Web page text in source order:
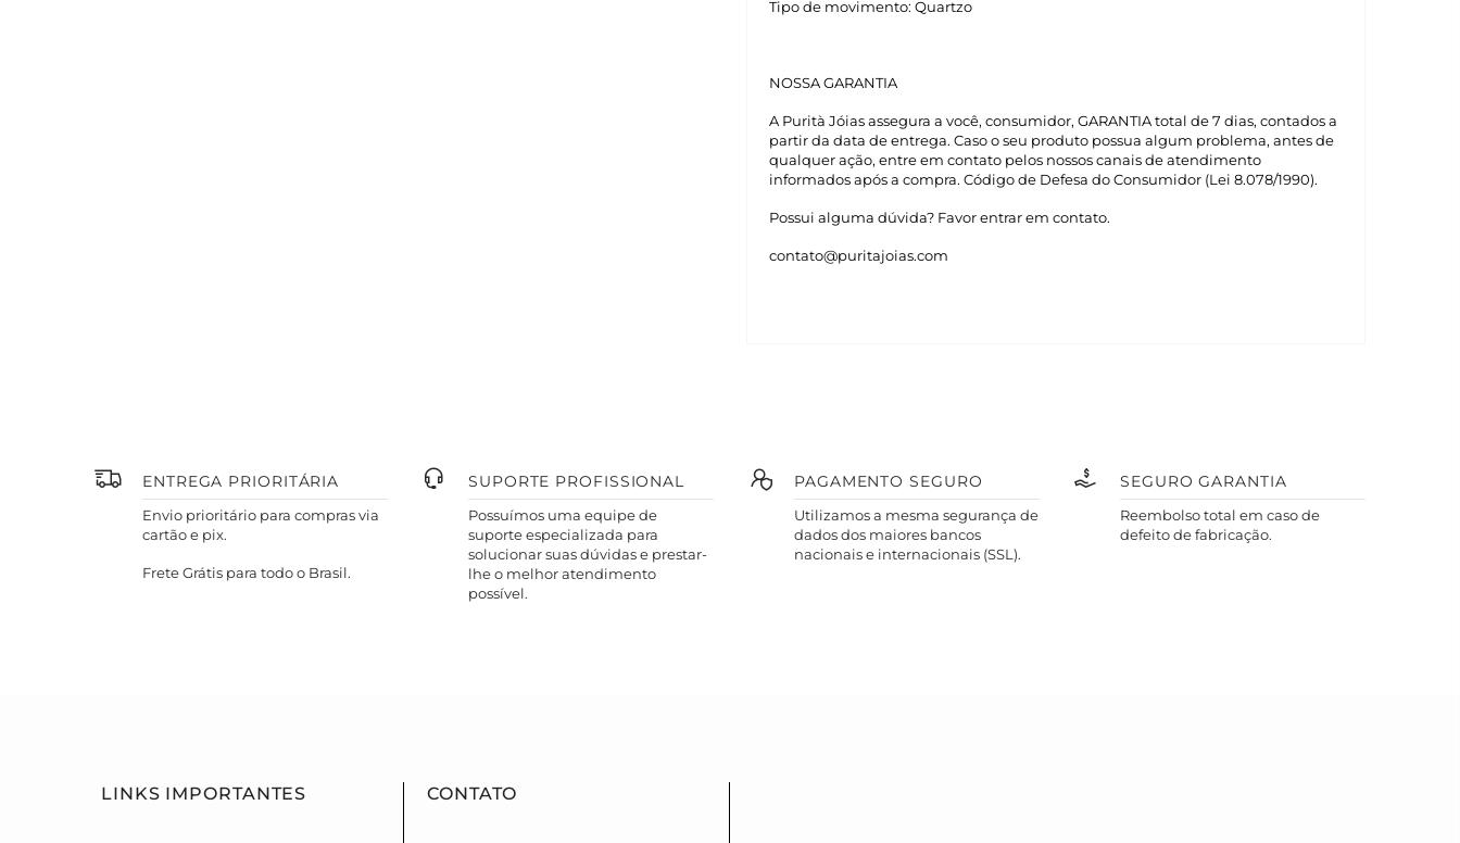
Tipo de movimento: Quartzo
NOSSA GARANTIA
A Purità Jóias assegura a você, consumidor, GARANTIA total de 7 dias, contados a
partir da data de entrega. Caso o seu produto possua algum problema, antes de
qualquer ação, entre em contato pelos nossos canais de atendimento
informados após a compra. Código de Defesa do Consumidor (Lei 8.078/1990).
Possui alguma dúvida? Favor entrar em contato.
contato@puritajoias.com
ENTREGA PRIORITÁRIA
Envio prioritário para compras via
cartão e pix.
Frete Grátis para todo o Brasil.
SUPORTE PROFISSIONAL
Possuímos uma equipe de
suporte especializada para
solucionar suas dúvidas e prestar-
lhe o melhor atendimento
possível.
PAGAMENTO SEGURO
Utilizamos a mesma segurança de
dados dos maiores bancos
nacionais e internacionais (SSL).
SEGURO GARANTIA
Reembolso total em caso de
defeito de fabricação.
LINKS IMPORTANTES CONTATO